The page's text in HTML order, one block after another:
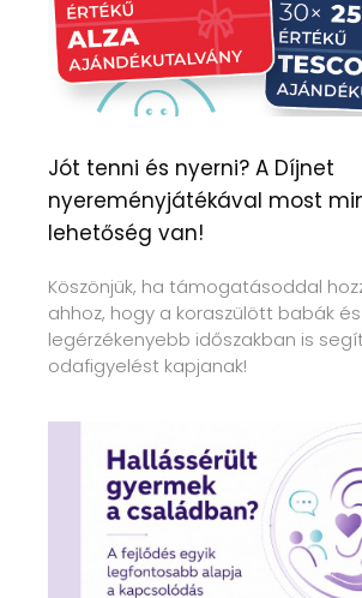
Jót tenni és nyerni? A Díjnet
nyereményjátékával most
lehetőség van!
Köszönjük, ha támogatásoddal
ahhoz, hogy a koraszülött babák
legérzékenyebb időszakban is
odafigyelést kapjanak!